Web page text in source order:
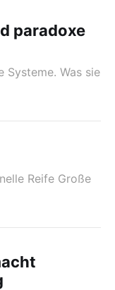
paradoxe
Systeme. Was sie
Reife Große